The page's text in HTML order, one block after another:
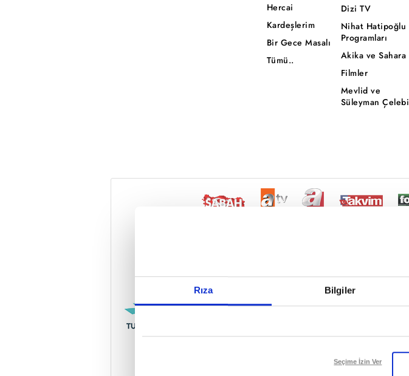
Rıza Bilgiler
Reddet
Seçime İzin Ver
Hercai
Kardeşlerim
Bir Gece Masalı
Tümü..
Dizi TV
Nihat Hatipoğlu
Programları
Akika ve Sahara
Filmler
Mevlid ve
Süleyman Çelebi